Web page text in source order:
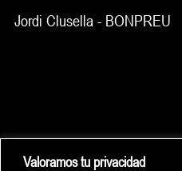
Valoramos tu privacidad
Jordi Clusella - BONPREU